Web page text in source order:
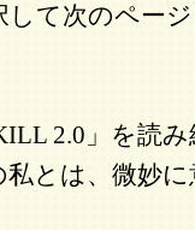
して次のペー
2.0」を読み
とは、微妙